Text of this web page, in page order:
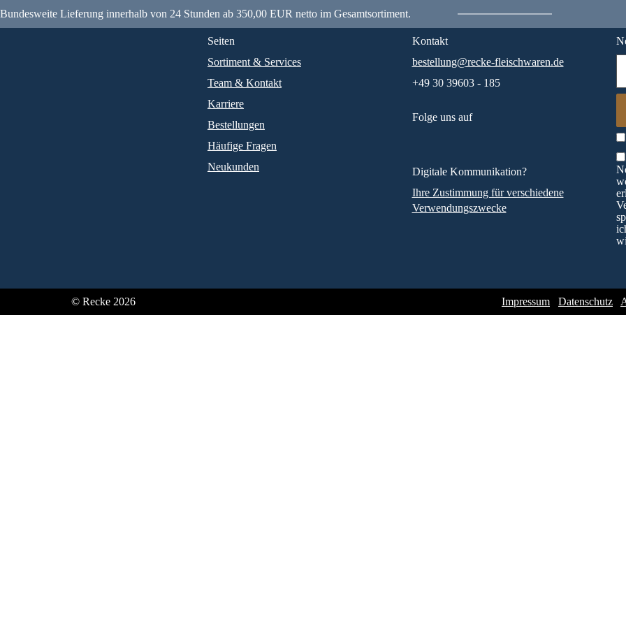
Bundesweite Lieferung innerhalb von 24 Stunden ab 350,00 EUR netto im Gesamtsortiment.
Seiten
Sortiment & Services
Team & Kontakt
Karriere
Bestellungen
Häufige Fragen
Neukunden
Kontakt
bestellung@recke-fleischwaren.de
+49 30 39603 - 185
Folge uns auf
Digitale Kommunikation?
Ihre Zustimmung für verschiedene
Verwendungszwecke
© Recke 2026 Impressum Datenschutz